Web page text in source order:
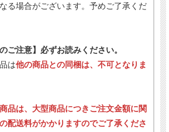
る場合がございます。予めご了承くだ
ご注意】必ずお読みください。
は他の商品との同梱は、不可となりま
品は、大型商品につきご注文金額に関
配送料がかかりますのでご了承くださ